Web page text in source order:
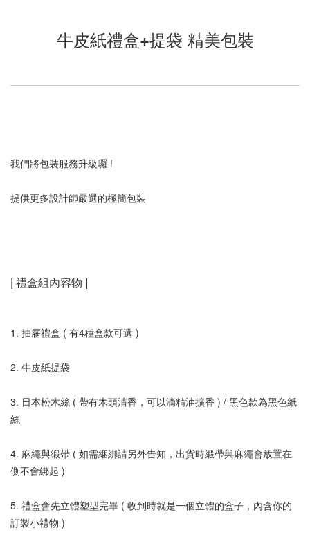
牛皮紙禮盒+提袋 精美包裝
我們將包裝服務升級囉 !
提供更多設計師嚴選的極簡包裝
| 禮盒組內容物 |
1. 抽屜禮盒 ( 有4種盒款可選 )
2. 牛皮紙提袋
3. 日本松木絲 ( 帶有木頭清香，可以滴精油擴香 ) / 黑色款為黑色紙
絲
4. 麻繩與緞帶 ( 如需綑綁請另外告知，出貨時緞帶與麻繩會放置在
側不會綁起 )
5. 禮盒會先立體塑型完畢 ( 收到時就是一個立體的盒子，內含你的
訂製小禮物 )